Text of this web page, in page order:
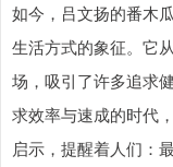
如今，吕文扬的番木
生活方式的象征。它
场，吸引了许多追求
求效率与速成的时代
启示，提醒着人们：